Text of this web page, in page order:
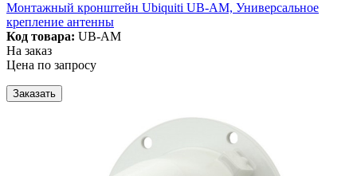
Монтажный кронштейн Ubiquiti UB-AM, Универсальное
крепление антенны
Код товара: UB-AM
На заказ
Цена по запросу
Заказать